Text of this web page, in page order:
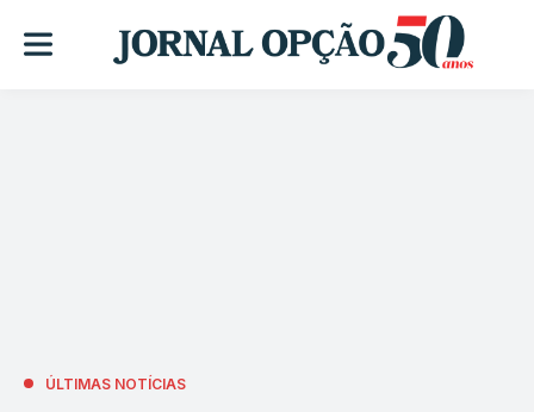
ÚLTIMAS NOTÍCIAS